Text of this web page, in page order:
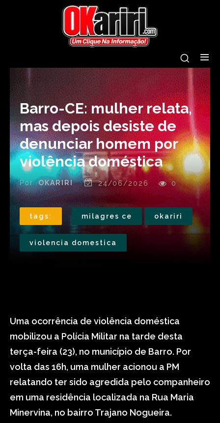
Barro-CE: mulher relata,
mas depois desiste de
denunciar homem por
violência doméstica
Por OKARIRI 24/06/2026 0
tags: milagres ce okariri
violencia domestica
Uma ocorrência de violência doméstica
mobilizou a Polícia Militar na tarde desta
terça-feira (23), no município de Barro. Por
volta das 16h, uma mulher acionou a PM
relatando ter sido agredida pelo companheiro
em uma residência localizada na Rua Maria
Minervina, no bairro Trajano Nogueira.